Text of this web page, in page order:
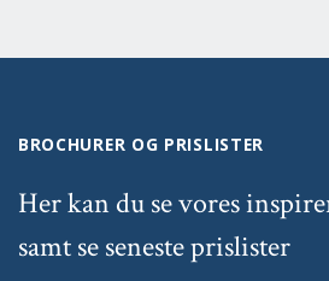
BROCHURER OG PRISLISTER
Her kan du se vores
samt se seneste prislister